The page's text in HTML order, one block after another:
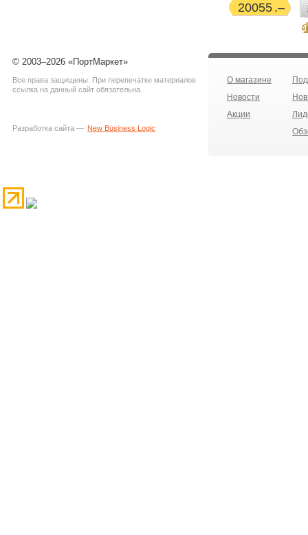
20055
© 2003–2026 «ПортМаркет»
Все права защищены. При перепечатке материалов
ссылка на данный сайт обязательна.
Разработка сайта — New Business Logic
О магазине
Новости
Акции